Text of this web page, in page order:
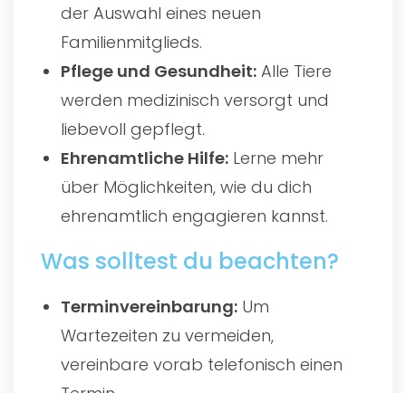
der Auswahl eines neuen
Familienmitglieds.
Pflege und Gesundheit: Alle Tiere
werden medizinisch versorgt und
liebevoll gepflegt.
Ehrenamtliche Hilfe: Lerne mehr
über Möglichkeiten, wie du dich
ehrenamtlich engagieren kannst.
Was solltest du beachten?
Terminvereinbarung: Um
Wartezeiten zu vermeiden,
vereinbare vorab telefonisch einen